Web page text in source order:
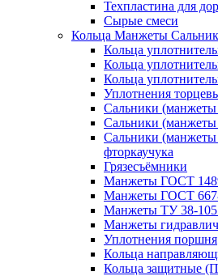
Техпластина для
Сырые смеси
Кольца Манжеты
Кольца
Кольца
Кольца
Уплотнения
Сальники
Сальники
Сальники
фторкаучука
Грязесъёмники
Манжеты ГОСТ
Манжеты ГОСТ
Манжеты ТУ 38-
Манжеты
Уплотнения поршня
Кольца
Кольца защитные